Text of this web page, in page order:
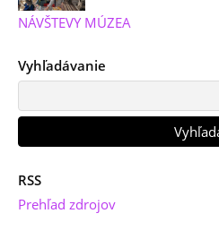
NÁVŠTEVY MÚZEA
Vyhľadávanie
RSS
Prehľad zdrojov